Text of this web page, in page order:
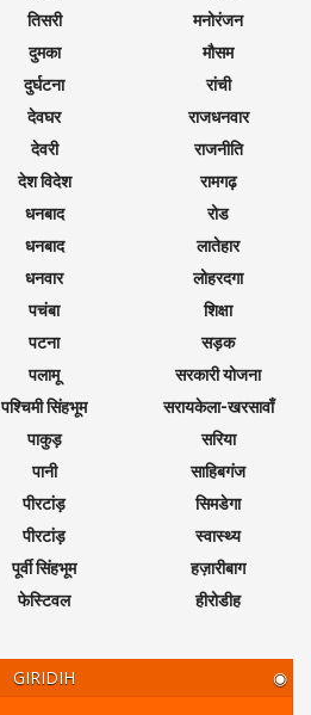
तिसरी
दुमका
दुर्घटना
देवघर
देवरी
देश विदेश
धनबाद
धनबाद
धनवार
पचंबा
पटना
पलामू
पश्चिमी सिंहभूम
पाकुड़
पानी
पीरटांड़
पीरटांड़
पूर्वी सिंहभूम
फेस्टिवल
मनोरंजन
मौसम
रांची
राजधनवार
राजनीति
रामगढ़
रोड
लातेहार
लोहरदगा
शिक्षा
सड़क
सरकारी योजना
सरायकेला-खरसावाँ
सरिया
साहिबगंज
सिमडेगा
स्वास्थ्य
हज़ारीबाग
हीरोडीह
GIRIDIH ◉